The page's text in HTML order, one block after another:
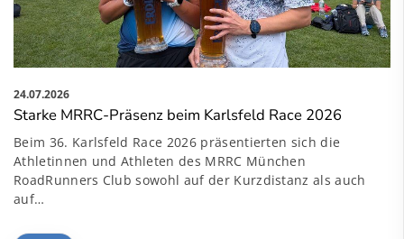
24.07.2026
Starke MRRC-Präsenz beim Karlsfeld Race 2026
Beim 36. Karlsfeld Race 2026 präsentierten sich die
Athletinnen und Athleten des MRRC München
RoadRunners Club sowohl auf der Kurzdistanz als auch
auf…